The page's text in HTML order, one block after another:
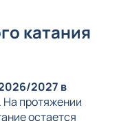
катания
2027 в
На протяжении
остается